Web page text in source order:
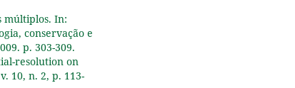
múltiplos. In:
conservação e
p. 303-309.
resolution on
10, n. 2, p. 113-